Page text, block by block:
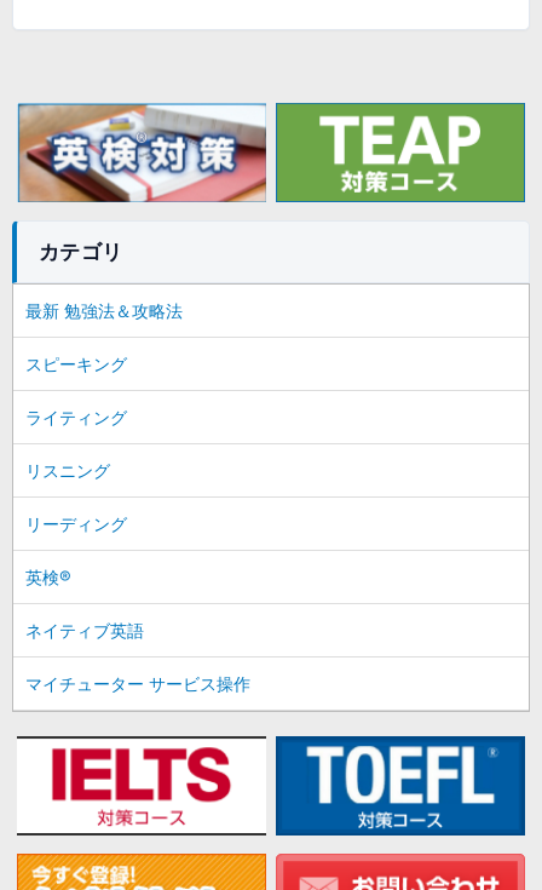
カテゴリ
最新 勉強法＆攻略法
スピーキング
ライティング
リスニング
リーディング
英検®
ネイティブ英語
マイチューター サービス操作